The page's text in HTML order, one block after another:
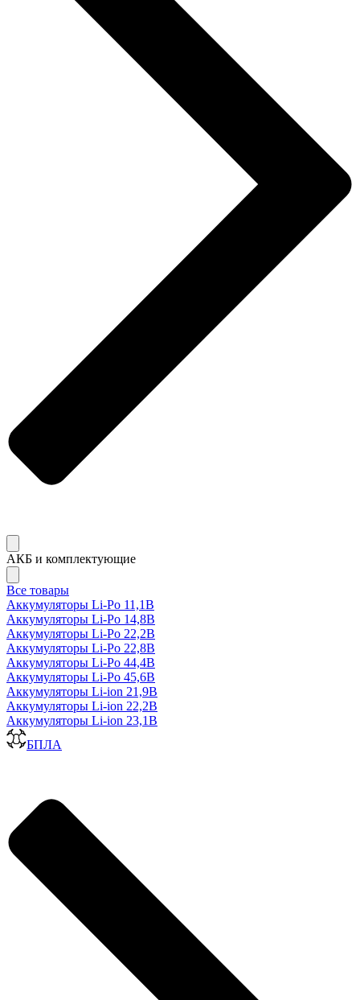
АКБ и комплектующие
Все товары
Аккумуляторы Li-Po 11,1В
Аккумуляторы Li-Po 14,8В
Аккумуляторы Li-Po 22,2В
Аккумуляторы Li-Po 22,8В
Аккумуляторы Li-Po 44,4В
Аккумуляторы Li-Po 45,6В
Аккумуляторы Li-ion 21,9В
Аккумуляторы Li-ion 22,2В
Аккумуляторы Li-ion 23,1В
БПЛА